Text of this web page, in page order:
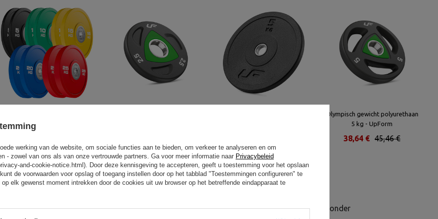
150 kg - UpForm
Olympisch gewicht polyurethaan
5 kg - UpForm
45,46 €
38,64 €
Flexibele Bumpergewichten UpFormzijn een hoogwaardig product zonder
werking van de website, om sociale functies aan te bieden, om verkeer te analyseren en om
- zowel van ons als van onze vertrouwde partners. Ga voor meer informatie naar Privacybeleid
and-cookie-notice.html). Door deze kennisgeving te accepteren, geeft u toestemming voor het opslaan
de voorwaarden voor opslag of toegang instellen door op het tabblad "Toestemmingen configureren" te
elk gewenst moment intrekken door de cookies uit uw browser op het betreffende eindapparaat te